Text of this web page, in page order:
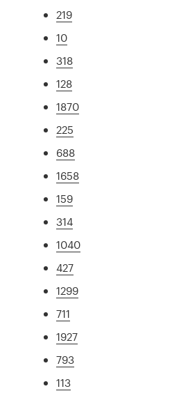
219
10
318
128
1870
225
688
1658
159
314
1040
427
1299
711
1927
793
113